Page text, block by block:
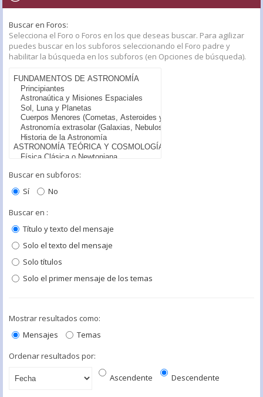
Buscar en Foros:
Selecciona el Foro o Foros en los que deseas buscar. Para agilizar
puedes buscar en los subforos seleccionando el Foro padre y
habilitar la búsqueda en los subforos (en Opciones de búsqueda).
Buscar en subforos:
Sí
No
Buscar en :
Título y texto del mensaje
Solo el texto del mensaje
Solo títulos
Solo el primer mensaje de los temas
Mostrar resultados como:
Mensajes
Temas
Ordenar resultados por:
Ascendente Descendente